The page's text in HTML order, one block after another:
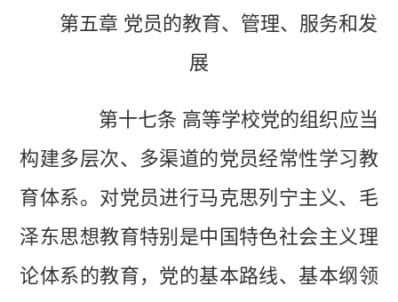
第五章 党员的教育、管理、服务和发
展
第十七条 高等学校党的组织应当
构建多层次、多渠道的党员经常性学习教
育体系。对党员进行马克思列宁主义、毛
泽东思想教育特别是中国特色社会主义理
论体系的教育，党的基本路线、基本纲领